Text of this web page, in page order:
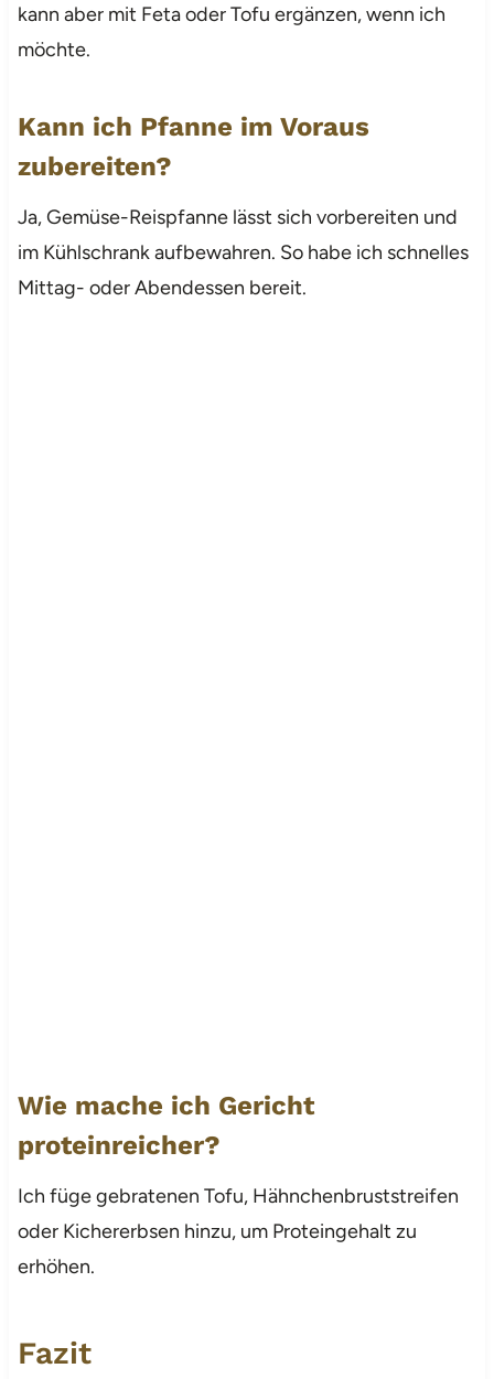
kann aber mit Feta oder Tofu ergänzen, wenn ich
möchte.
Kann ich Pfanne im Voraus
zubereiten?
Ja, Gemüse-Reispfanne lässt sich vorbereiten und
im Kühlschrank aufbewahren. So habe ich schnelles
Mittag- oder Abendessen bereit.
Wie mache ich Gericht
proteinreicher?
Ich füge gebratenen Tofu, Hähnchenbruststreifen
oder Kichererbsen hinzu, um Proteingehalt zu
erhöhen.
Fazit